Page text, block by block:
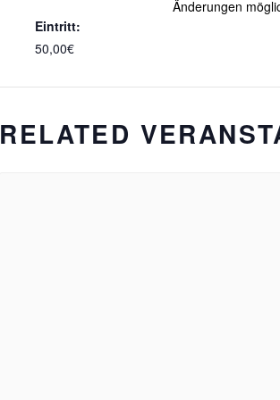
Eintritt:
50,00€
Änderungen
RELATED